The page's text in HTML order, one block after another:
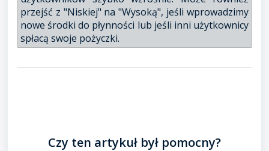
przejść z "Niskiej" na "Wysoką", jeśli wprowadzimy
nowe środki do płynności lub jeśli inni użytkownicy
spłacą swoje pożyczki.
Czy ten artykuł był pomocny?